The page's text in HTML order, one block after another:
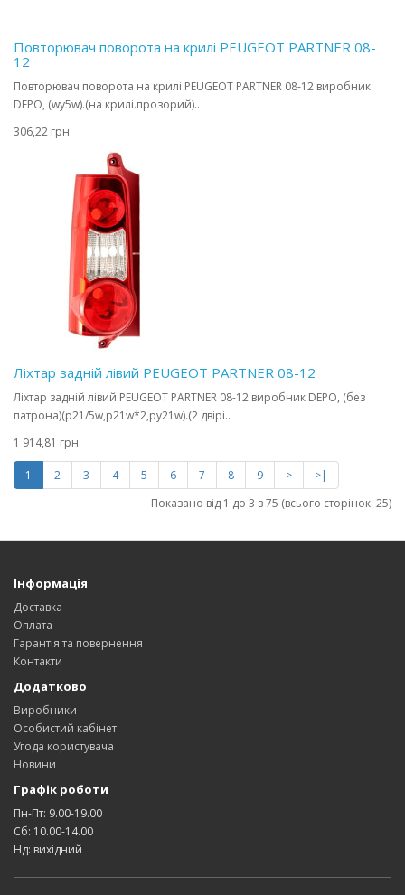
Повторювач поворота на крилі PEUGEOT PARTNER 08-
12
Повторювач поворота на крилі PEUGEOT PARTNER 08-12 виробник
DEPO, (wy5w).(на крилі.прозорий)..
306,22 грн.
Ліхтар задній лівий PEUGEOT PARTNER 08-12
Ліхтар задній лівий PEUGEOT PARTNER 08-12 виробник DEPO, (без
патрона)(p21/5w,p21w*2,py21w).(2 двірі..
1 914,81 грн.
1 2 3 4 5 6 7 8 9 >
>|
Показано від 1 до 3 з 75 (всього сторінок: 25)
Інформація
Доставка
Оплата
Гарантія та повернення
Контакти
Додатково
Виробники
Особистий кабінет
Угода користувача
Новини
Графік роботи
Пн-Пт: 9.00-19.00
Сб: 10.00-14.00
Нд: вихідний